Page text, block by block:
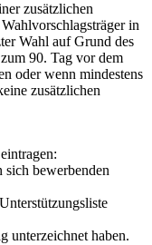
zusätzlichen
in
Wahl auf Grund des
90. Tag vor dem
oder wenn mindestens
zusätzlichen
sich bewerbenden
unterzeichnet haben.